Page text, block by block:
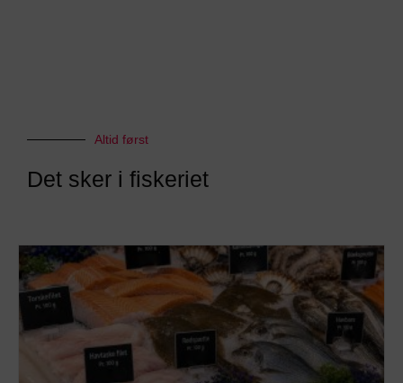
Altid først
Det sker i fiskeriet